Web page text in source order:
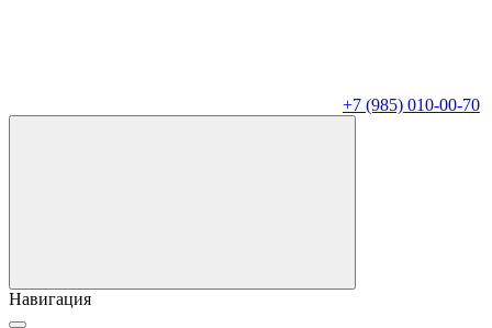
+7 (985) 010-00-70
Навигация